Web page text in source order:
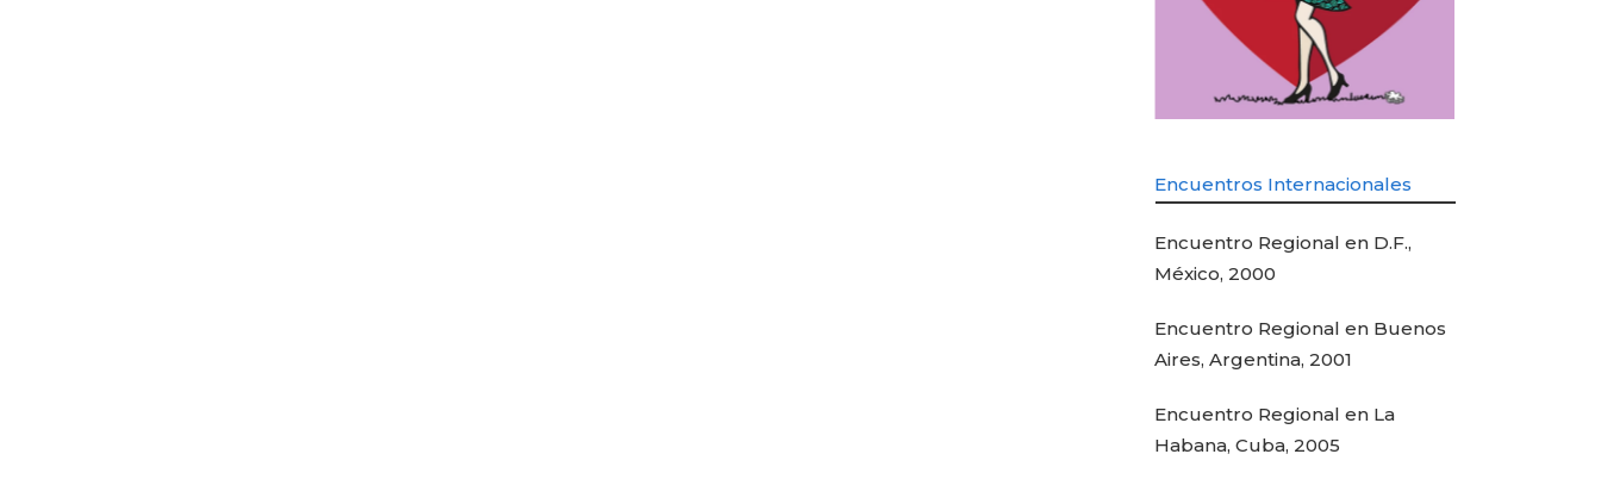
Encuentros Internacionales
Encuentro Regional en D.F.,
México, 2000
Encuentro Regional en Buenos
Aires, Argentina, 2001
Encuentro Regional en La
Habana, Cuba, 2005